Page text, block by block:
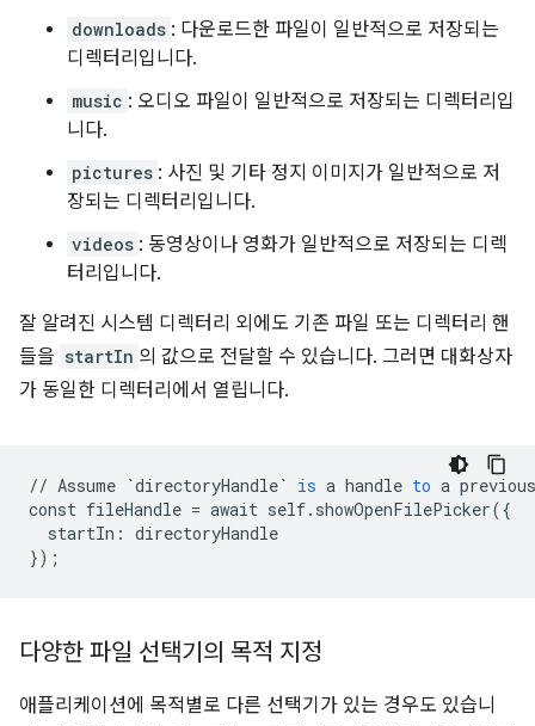
downloads : 다운로드한 파일이 일반적으로 저장되는
디렉터리입니다.
music : 오디오 파일이 일반적으로 저장되는 디렉터리입
니다.
pictures : 사진 및 기타 정지 이미지가 일반적으로 저
장되는 디렉터리입니다.
videos : 동영상이나 영화가 일반적으로 저장되는 디렉
터리입니다.
잘 알려진 시스템 디렉터리 외에도 기존 파일 또는 디렉터리 핸
들을 startIn 의 값으로 전달할 수 있습니다. 그러면 대화상자
가 동일한 디렉터리에서 열립니다.
// Assume `directoryHandle` is a handle to a
const fileHandle = await self. showOpenFilePicker({
startIn : directoryHandle
});
다양한 파일 선택기의 목적 지정
애플리케이션에 목적별로 다른 선택기가 있는 경우도 있습니